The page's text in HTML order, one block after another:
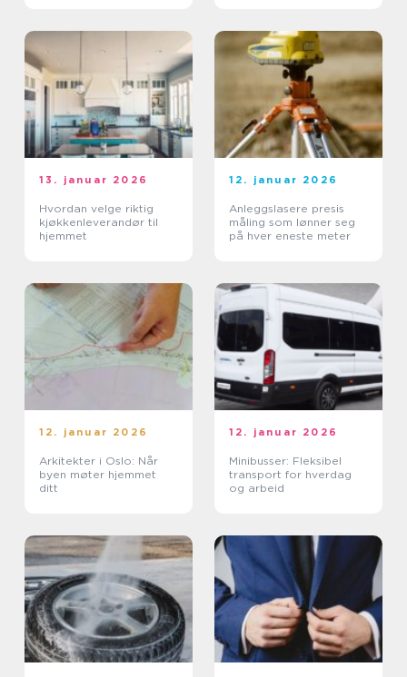
13. januar 2026
Hvordan velge riktig
kjøkkenleverandør til
hjemmet
12. januar 2026
Anleggslasere presis
måling som lønner seg
på hver eneste meter
12. januar 2026
Arkitekter i Oslo: Når
byen møter hjemmet
ditt
12. januar 2026
Minibusser: Fleksibel
transport for hverdag
og arbeid